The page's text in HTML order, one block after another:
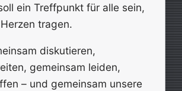
ein Treffpunkt für alle sein,
tragen.
diskutieren,
gemeinsam leiden,
– und gemeinsam unsere